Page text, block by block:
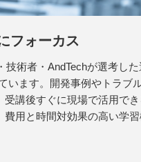
フォーカス
術者・AndTechが選考し
います。開発事例やトラブ
講後すぐに現場で活用で
用と時間対効果の高い学